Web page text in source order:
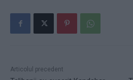
Articolul precedent